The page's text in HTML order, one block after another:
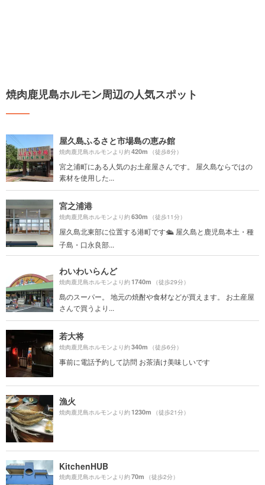
焼肉鹿児島ホルモン周辺の人気スポット
屋久島ふるさと市場島の恵み館
焼肉鹿児島ホルモンより約420m （徒歩8分）
宮之浦町にある人気のお土産屋さんです。 屋久島ならではの
素材を使用した...
宮之浦港
焼肉鹿児島ホルモンより約630m （徒歩11分）
屋久島北東部に位置する港町です🛳 屋久島と鹿児島本土・種
子島・口永良部...
わいわいらんど
焼肉鹿児島ホルモンより約1740m （徒歩29分）
島のスーパー。 地元の焼酎や食材などが買えます。 お土産屋
さんで買うより...
若大将
焼肉鹿児島ホルモンより約340m （徒歩6分）
事前に電話予約して訪問 お茶漬け美味しいです
漁火
焼肉鹿児島ホルモンより約1230m （徒歩21分）
KitchenHUB
焼肉鹿児島ホルモンより約70m （徒歩2分）